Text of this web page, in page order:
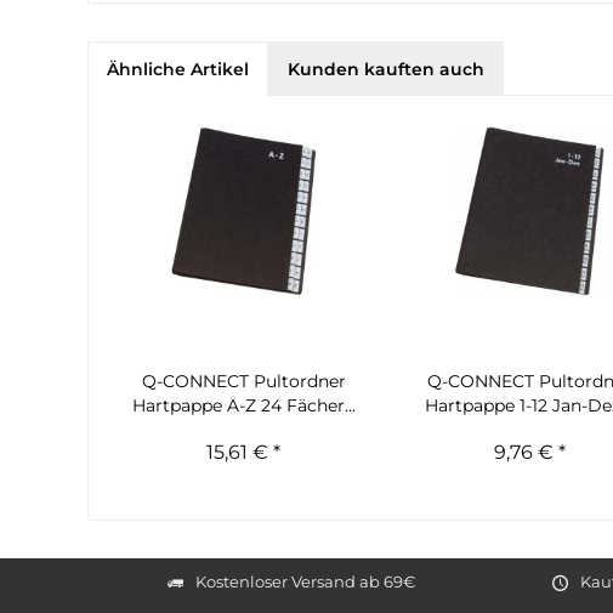
Ähnliche Artikel Kunden kauften auch
Q-CONNECT Pultordner
Hartpappe A-Z 24 Fächer...
15,61 € *
Q-CONNECT
Hartpappe 1-12 Jan-
9,76 € *
Kostenloser Versand ab 69€